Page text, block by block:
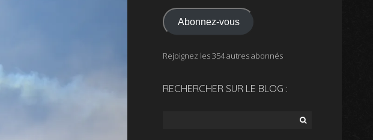
mail
Abonnez-vous
Rejoignez les 354 autres abonnés
RECHERCHER SUR LE BLOG :